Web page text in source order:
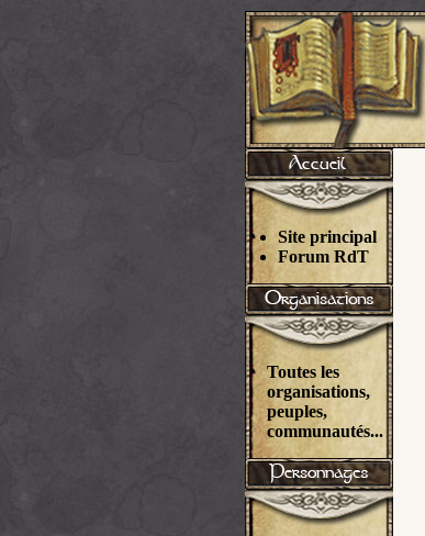
Site principal
Forum RdT
Toutes les
organisations,
peuples,
communautés...